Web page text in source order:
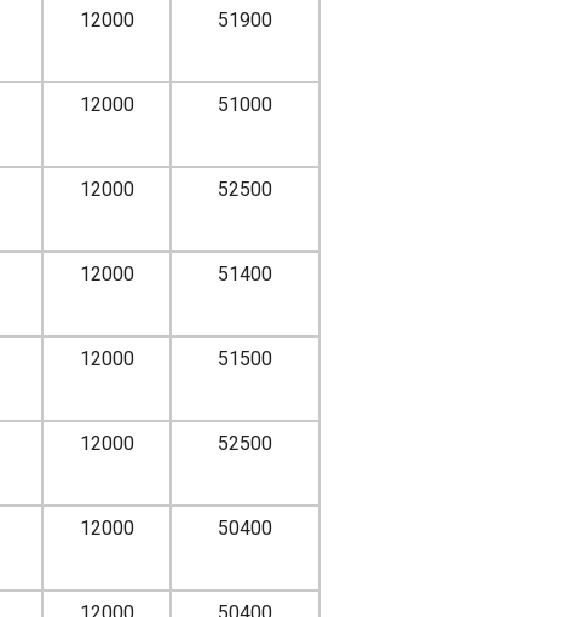
12000 51900
12000 51000
12000 52500
12000 51400
12000 51500
12000 52500
12000 50400